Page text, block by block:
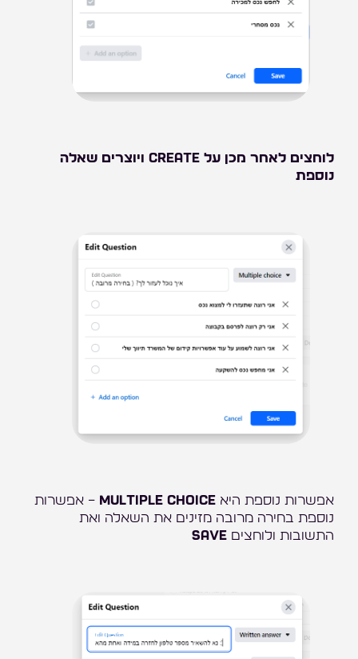
לוחצים לאחר מכן על CREATE ויוצרים שאלה
נוספת
אפשרות נוספת היא Multiple choice – אפשרות
נוספת בחירה מרובה מזינים את השאלה ואת
התשובות ולוחצים SAVE